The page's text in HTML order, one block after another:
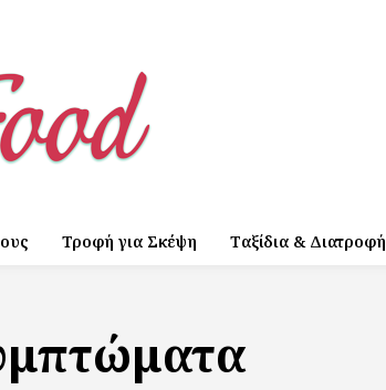
Τροφή για Σκέψη Ταξίδια & Διατροφή